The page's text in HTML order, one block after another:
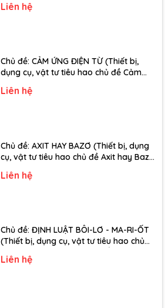
Liên hệ
Chủ đề: CẢM ỨNG ĐIỆN TỪ (Thiết bị,
dụng cụ, vật tư tiêu hao chủ đề Cảm
Liên hệ
Chủ đề: AXIT HAY BAZƠ (Thiết bị, dụng
cụ, vật tư tiêu hao chủ đề Axit hay Bazơ
Liên hệ
Chủ đề: ĐỊNH LUẬT BÔI-LƠ - MA-RI-ỐT
(Thiết bị, dụng cụ, vật tư tiêu hao chủ
Liên hệ